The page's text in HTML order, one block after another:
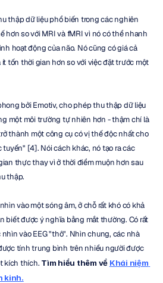
thập dữ liệu phổ biến trong các nghiên
hơn so với MRI và fMRI vì nó có thể nhanh
hoạt động của não. Nó cũng có giá cả
tốn thời gian hơn so với việc đặt trước một
bởi Emotiv, cho phép thu thập dữ liệu
một môi trường tự nhiên hơn - thậm chí là
thành một công cụ có vị thế độc nhất cho
[4]. Nói cách khác, nó tạo ra các
thực thay vì ở thời điểm muộn hơn sau
thập.
vào một sóng âm, ở chỗ rất khó có khả
biết được ý nghĩa bằng mắt thường. Có rất
vào EEG "thô". Nhìn chung, các nhà
tính trung bình trên nhiều người được
kích thích. Tìm hiểu thêm về Khái niệm
kinh.